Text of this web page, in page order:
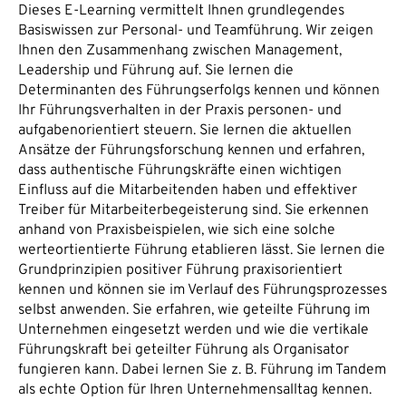
Dieses E-Learning vermittelt Ihnen grundlegendes
Basiswissen zur Personal- und Teamführung. Wir zeigen
Ihnen den Zusammenhang zwischen Management,
Leadership und Führung auf. Sie lernen die
Determinanten des Führungserfolgs kennen und können
Ihr Führungsverhalten in der Praxis personen- und
aufgabenorientiert steuern. Sie lernen die aktuellen
Ansätze der Führungsforschung kennen und erfahren,
dass authentische Führungskräfte einen wichtigen
Einfluss auf die Mitarbeitenden haben und effektiver
Treiber für Mitarbeiterbegeisterung sind. Sie erkennen
anhand von Praxisbeispielen, wie sich eine solche
werteortientierte Führung etablieren lässt. Sie lernen die
Grundprinzipien positiver Führung praxisorientiert
kennen und können sie im Verlauf des Führungsprozesses
selbst anwenden. Sie erfahren, wie geteilte Führung im
Unternehmen eingesetzt werden und wie die vertikale
Führungskraft bei geteilter Führung als Organisator
fungieren kann. Dabei lernen Sie z. B. Führung im Tandem
als echte Option für Ihren Unternehmensalltag kennen.